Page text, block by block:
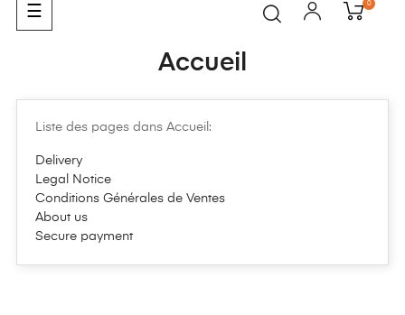
0
Basculer
la
☰
Accueil
Liste des pages dans Accueil:
Delivery
Legal Notice
Conditions Générales de Ventes
About us
Secure payment